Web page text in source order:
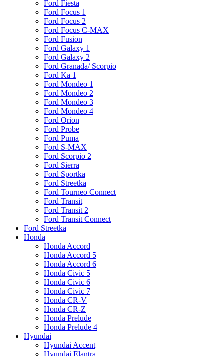
Ford Fiesta
Ford Focus 1
Ford Focus 2
Ford Focus C-MAX
Ford Fusion
Ford Galaxy 1
Ford Galaxy 2
Ford Granada/ Scorpio
Ford Ka 1
Ford Mondeo 1
Ford Mondeo 2
Ford Mondeo 3
Ford Mondeo 4
Ford Orion
Ford Probe
Ford Puma
Ford S-MAX
Ford Scorpio 2
Ford Sierra
Ford Sportka
Ford Streetka
Ford Tourneo Connect
Ford Transit
Ford Transit 2
Ford Transit Connect
Ford Streetka
Honda
Honda Accord
Honda Accord 5
Honda Accord 6
Honda Civic 5
Honda Civic 6
Honda Civic 7
Honda CR-V
Honda CR-Z
Honda Prelude
Honda Prelude 4
Hyundai
Hyundai Accent
Hyundai Elantra